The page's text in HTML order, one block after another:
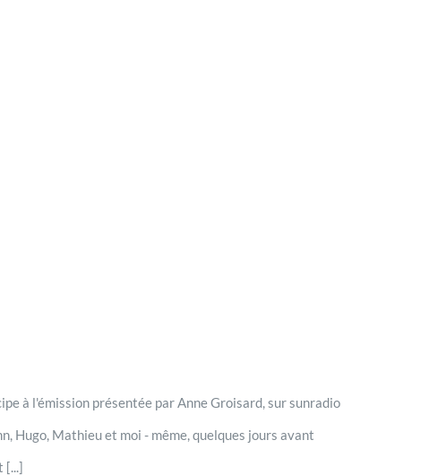
à l'émission présentée par Anne Groisard, sur sunradio
Hugo, Mathieu et moi - même, quelques jours avant
[...]